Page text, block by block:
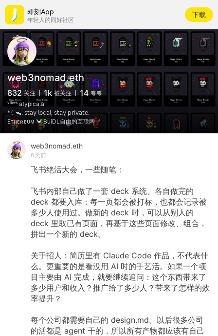
即刻App
年轻人的同好社区
下载
web3nomad.eth
832 关注 1k 被关注 14 夸夸
ᵛⁱᵇᵉˢ atypica.ai
*☾ᯓ. 𝗌𝗍𝖺𝗒 𝗅𝗈𝖼𝖺𝗅, 𝗌𝗍𝖺𝗒 𝗉𝗋𝗂𝗏𝖺𝗍𝖾.
Eᴛʜᴇʀᴇᴜᴍ 🦀 BuiDL自由的互联网
web3nomad.eth
6天前
飞书绝活大会，一些随笔：
飞书内部自己做了一套 deck 系统。各自做完的
deck 都要入库；每一页都会被打标，也都会记录被
多少人使用过。做新的 deck 时，可以从别人的
deck 里取已有页面，再基于这些页面修改、组合，
拼出一个新的 deck。
关于招人：简历里有 Claude Code 作品，不代表什
么。更重要的是看没用 AI 时的手艺活。如果一个项
目主要由 AI 完成，就要继续追问：这个东西带来了
多少用户和收入？推广给了多少人？带来了怎样的效
率提升？
每个公司都需要自己的 design.md。以后很多公司
的活都是 agent 干的，所以所有产物都应该有自己